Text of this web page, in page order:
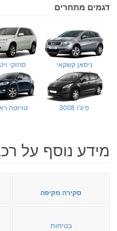
דגמים מתחרים
ניסאן קשקאי סוזוקי
פיג'ו 3008 טויוטה
מידע נוסף על
סקירה מקיפה
בטיחות